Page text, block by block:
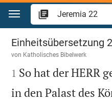
Zum Inhalt springen
Jeremia 22
Einheitsübersetzung
von Katholisches Bibelwerk

1 So hat der HERR
in den Palast des